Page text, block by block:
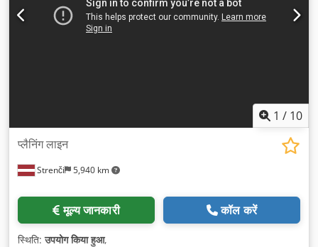
1 / 10
Strenči 5,940 km
प्लैनिंग लाइन
मूल्य जानकारी कॉल करें
स्थिति:उपयोग किया हुआ,